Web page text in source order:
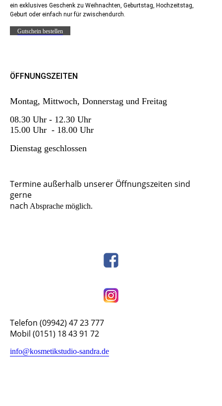
ein exklusives Geschenk zu Weihnachten, Geburtstag, Hochzeitstag,
Geburt oder einfach nur für zwischendurch.
Gutschein bestellen
ÖFFNUNGSZEITEN
Montag, Mittwoch, Donnerstag und Freitag
08.30 Uhr - 12.30 Uhr
15.00 Uhr - 18.00 Uhr
Dienstag geschlossen
Termine außerhalb unserer Öffnungszeiten sind
gerne
nach Absprache möglich.
Telefon (09942) 47 23 777
Mobil (0151) 18 43 91 72
info@kosmetikstudio-sandra.de